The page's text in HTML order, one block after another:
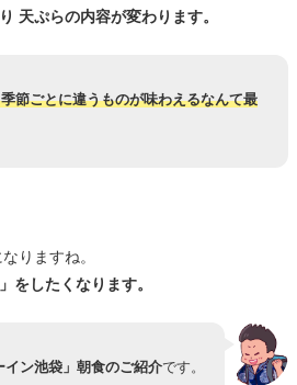
天ぷらの内容が変わります。
節ごとに違うものが味わえるなんて最
りますね。
をしたくなります。
イン池袋」朝食のご紹介です。